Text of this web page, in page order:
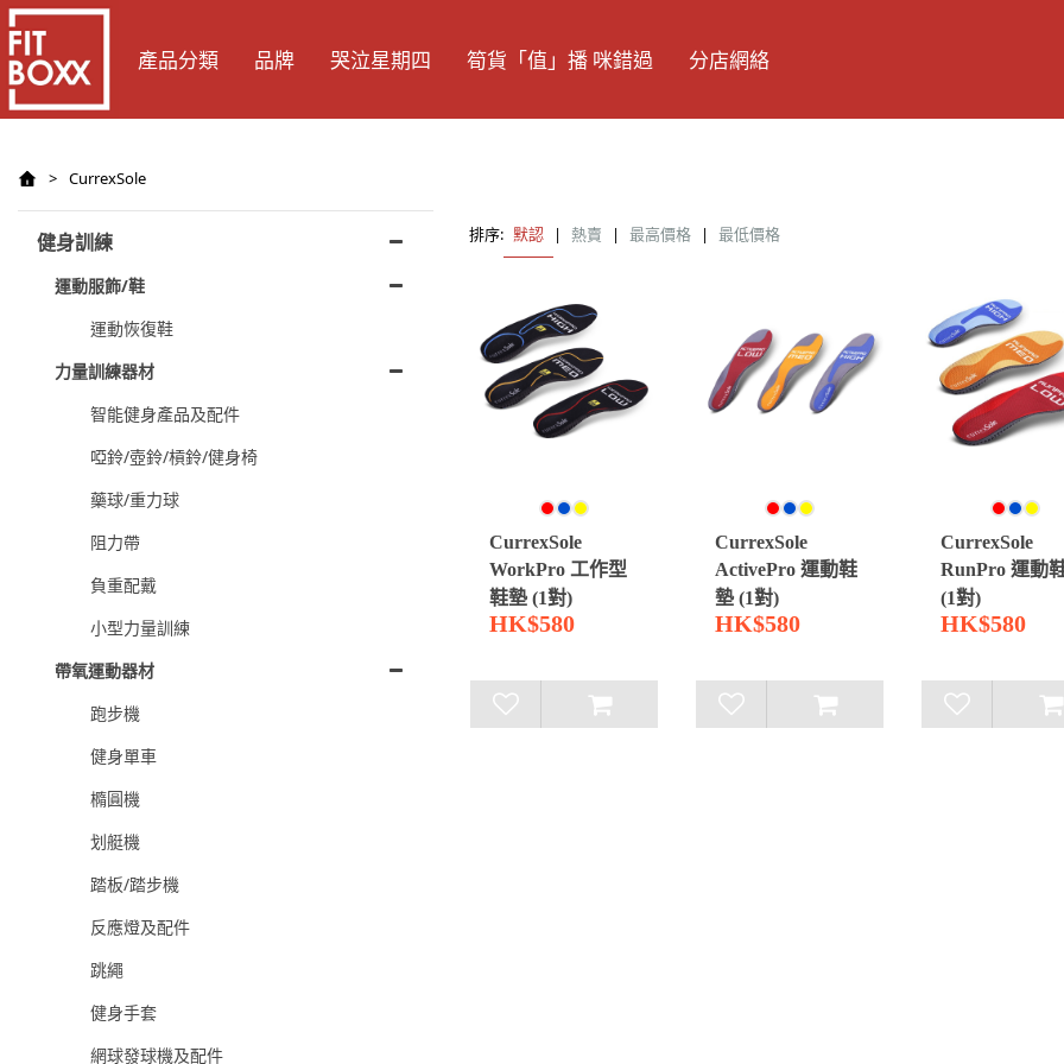
產品分類 品牌 哭泣星期四 筍貨「值」播 咪錯過 分店網絡
> CurrexSole
健身訓練
運動服飾/鞋
運動恢復鞋
力量訓練器材
智能健身產品及配件
啞鈴/壺鈴/槓鈴/健身椅
藥球/重力球
阻力帶
負重配戴
小型力量訓練
帶氧運動器材
跑步機
健身單車
橢圓機
划艇機
踏板/踏步機
反應燈及配件
跳繩
健身手套
網球發球機及配件
排序: 默認 | 熱賣 | 最高價格 | 最低價格
CurrexSole
WorkPro 工作型
鞋墊 (1對)
HK$580
CurrexSole
ActivePro 運動鞋
墊 (1對)
HK$580
CurrexSole
RunPro 運動
(1對)
HK$580